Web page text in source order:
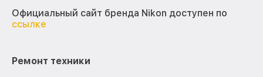
Официальный сайт бренда Nikon доступен по
ссылке
Ремонт техники